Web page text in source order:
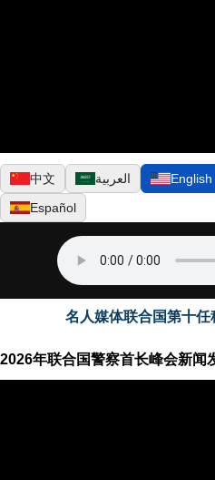
▶
中文 العربية English
Español
名人媒体联合国第十
2026年联合国警察首长峰会新闻